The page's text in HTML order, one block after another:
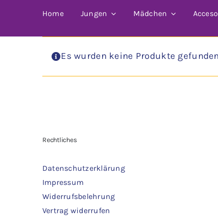
Home Jungen Mädchen
Es wurden keine Produkte
Rechtliches
Datenschutzerklärung
Impressum
Widerrufsbelehrung
Vertrag widerrufen